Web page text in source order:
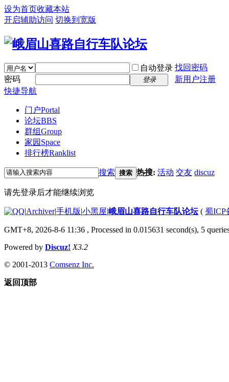
设为首页收藏本站
开启辅助访问 切换到宽版
自动登录 找回密码
密码
登录
新用户注册
快捷导航
门户Portal
论坛BBS
群组Group
家园 Space
排行榜Ranklist
搜索 搜索 热搜: 活动 交友 discuz
请先登录后才能继续浏览
|Archiver|手机版|小黑屋|峨眉山喜路自行车队论坛( 蜀ICP
GMT+8, 2026-8-6 11:36 , Processed in 0.015631 second(s), 5
Powered by Discuz! X3.2
© 2001-2013 Comsenz Inc.
返回顶部